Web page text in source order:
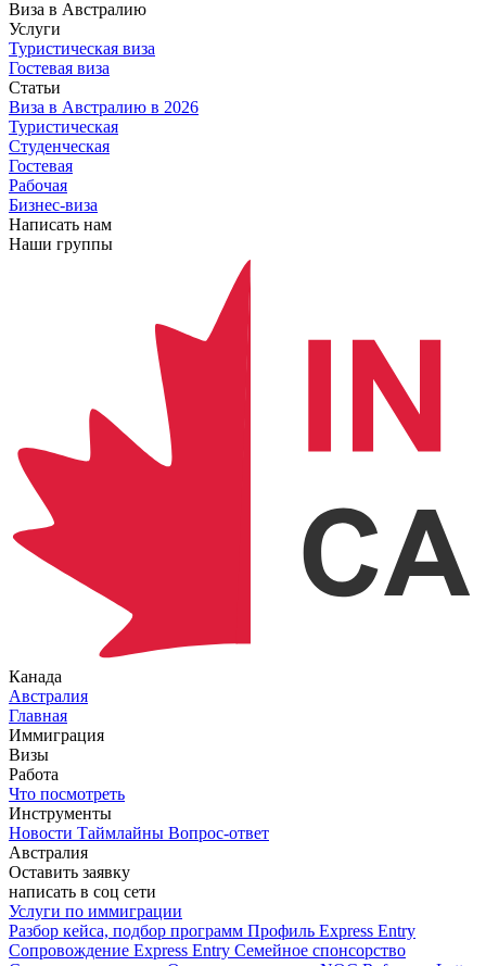
Виза в Австралию
Услуги
Туристическая виза
Гостевая виза
Статьи
Виза в Австралию в 2026
Туристическая
Студенческая
Гостевая
Рабочая
Бизнес-виза
Написать нам
Наши группы
Канада
Австралия
Главная
Иммиграция
Визы
Работа
Что посмотреть
Инструменты
Новости Таймлайны Вопрос-ответ
Австралия
Оставить заявку
написать в соц сети
Услуги по иммиграции
Разбор кейса, подбор программ Профиль Express Entry
Сопровождение Express Entry Семейное спонсорство